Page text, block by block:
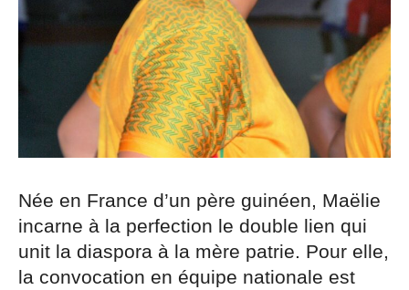
Née en France d’un père guinéen, Maëlie
incarne à la perfection le double lien qui
unit la diaspora à la mère patrie. Pour elle,
la convocation en équipe nationale est